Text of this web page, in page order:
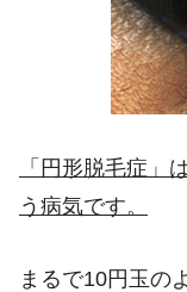
「円形脱毛症」
う病気です。
まるで10円玉の